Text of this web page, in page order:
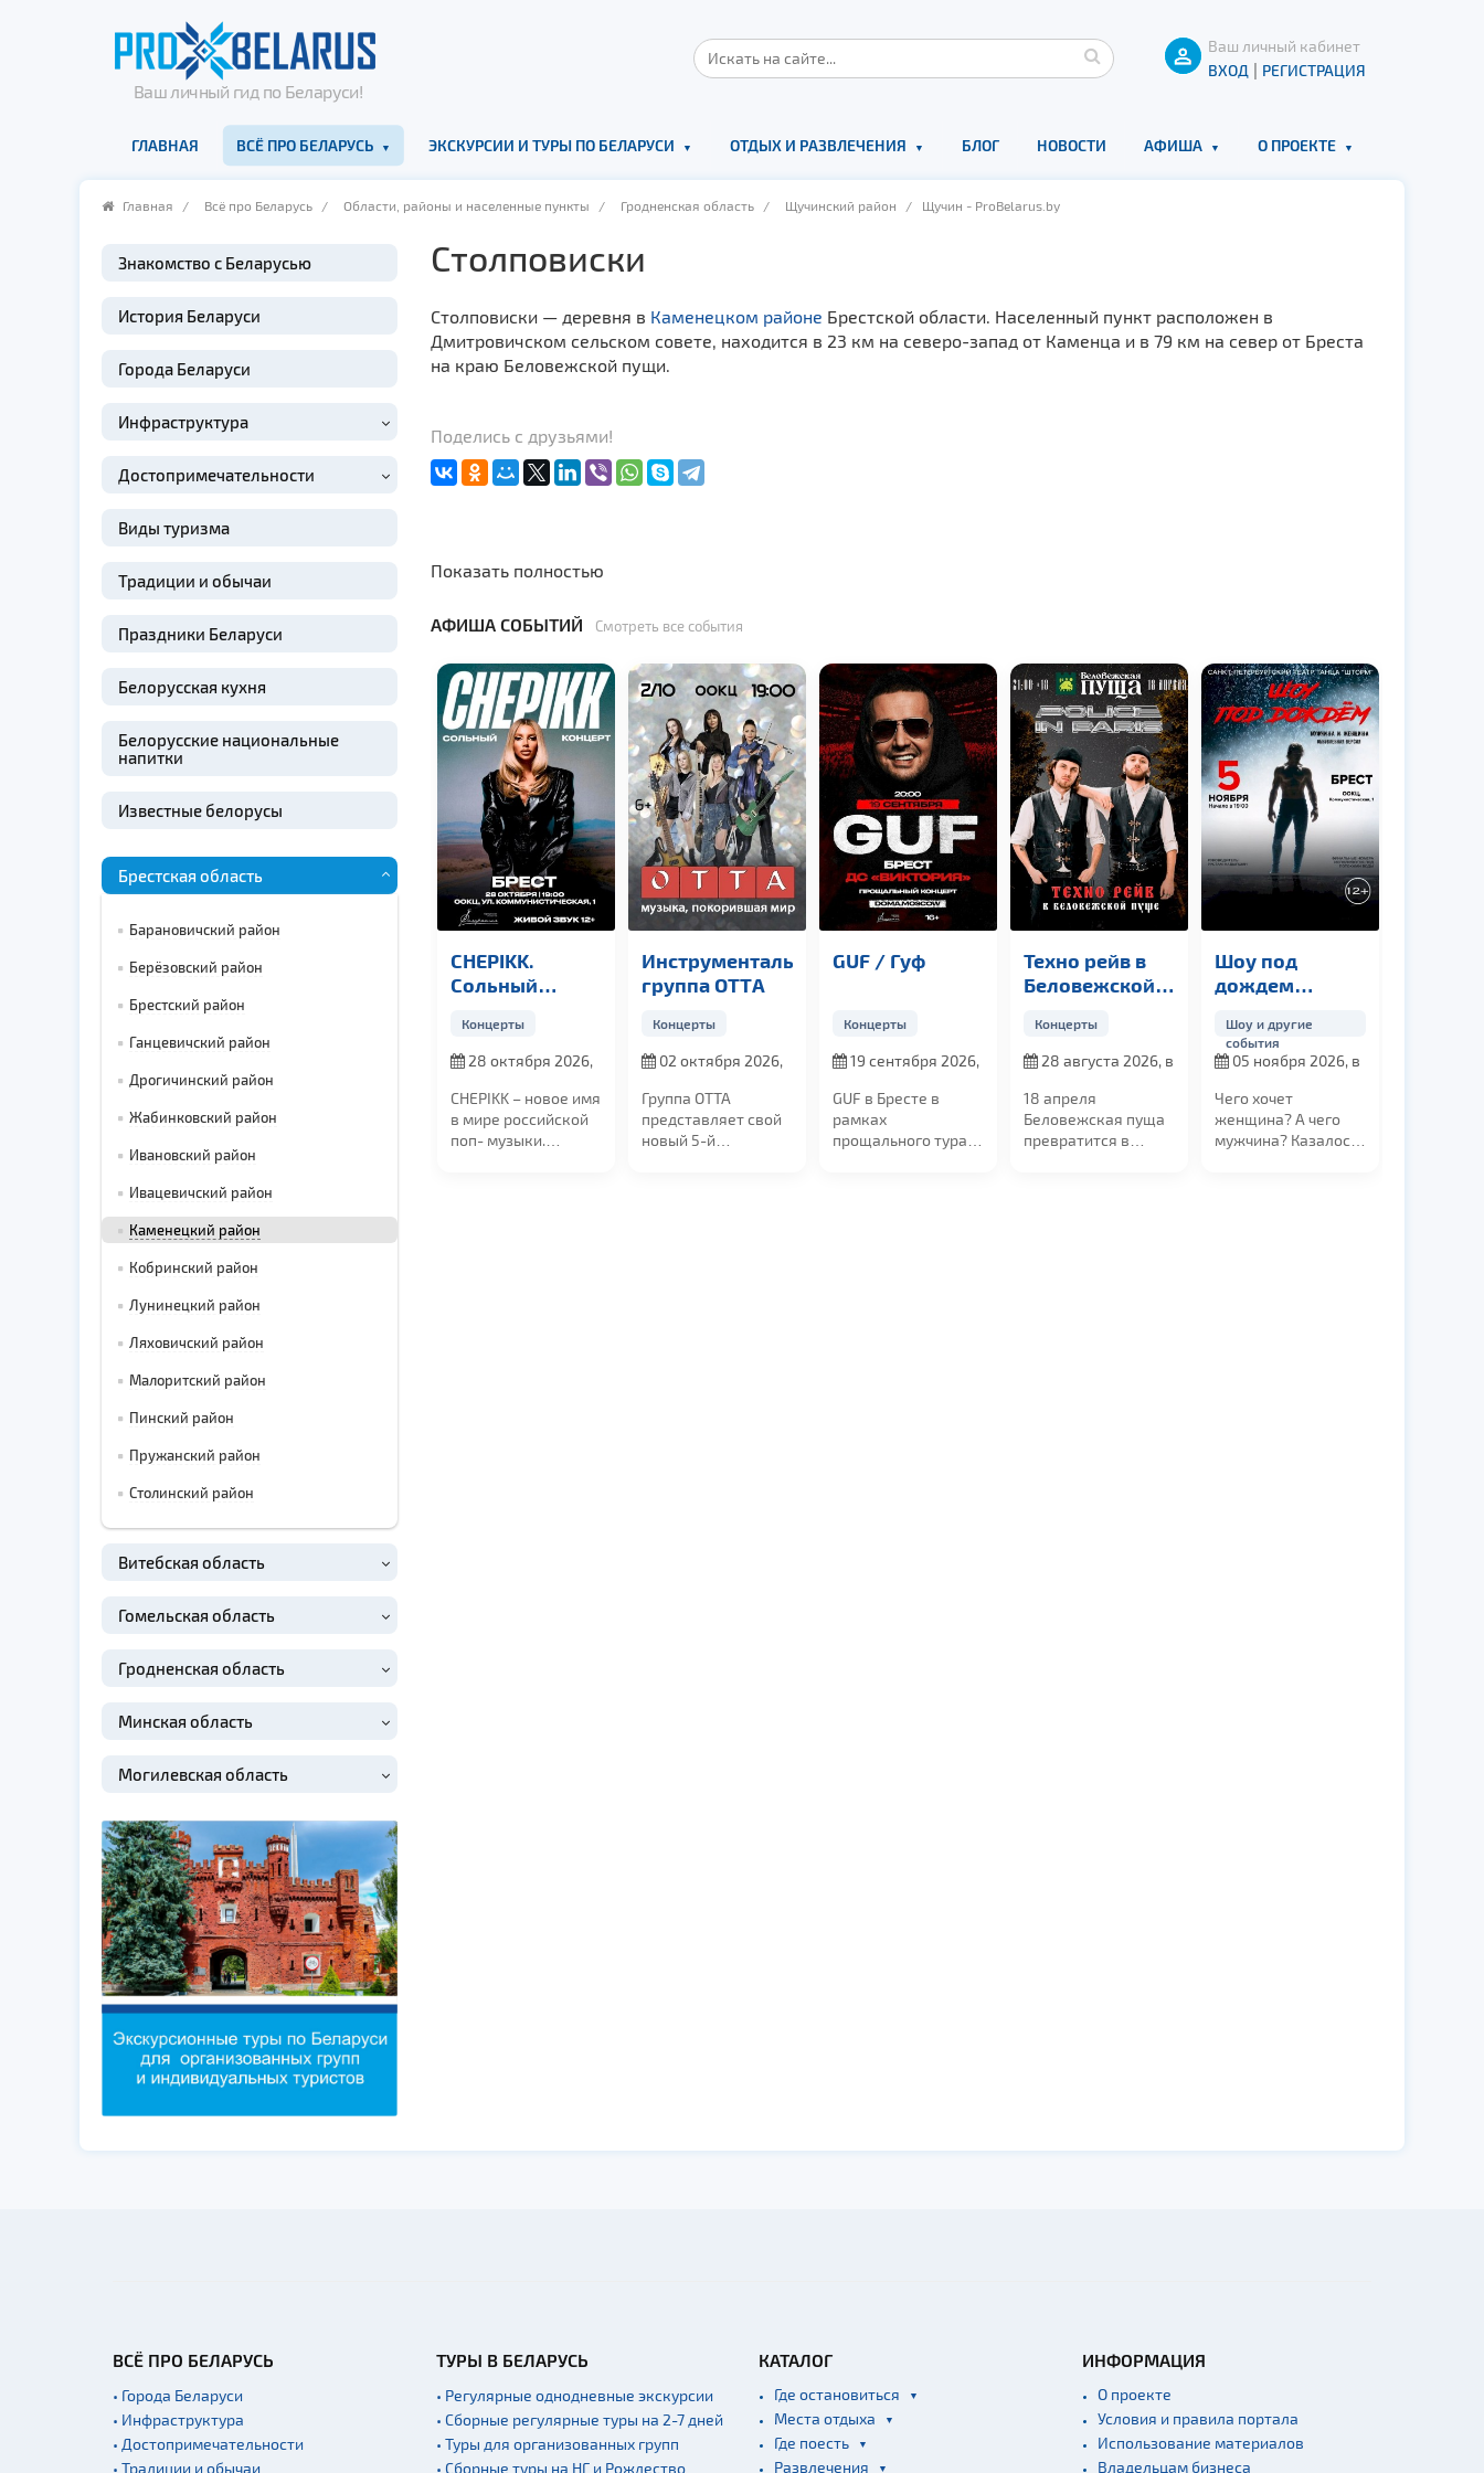
Ваш личный гид по Беларуси!
Ваш личный кабинет
ВХОД | РЕГИСТРАЦИЯ
ГЛАВНАЯ ВСЁ ПРО БЕЛАРУСЬ ЭКСКУРСИИ И ТУРЫ ПО БЕЛАРУСИ ОТДЫХ И РАЗВЛЕЧЕНИЯ БЛОГ НОВОСТИ АФИША О ПРОЕКТЕ
Главная / Всё про Беларусь / Области, районы и населенные пункты / Гродненская область / Щучинский район / Щучин - ProBelarus.by
Знакомство с Беларусью
История Беларуси
Города Беларуси
Инфраструктура
Достопримечательности
Виды туризма
Традиции и обычаи
Праздники Беларуси
Белорусская кухня
Белорусские национальные
напитки
Известные белорусы
Брестская область
Барановичский район
Берёзовский район
Брестский район
Ганцевичский район
Дрогичинский район
Жабинковский район
Ивановский район
Ивацевичский район
Каменецкий район
Кобринский район
Лунинецкий район
Ляховичский район
Малоритский район
Пинский район
Пружанский район
Столинский район
Витебская область
Гомельская область
Гродненская область
Минская область
Могилевская область
Столповиски
Столповиски — деревня в Каменецком районе Брестской области. Населенный пункт расположен в
Дмитровичском сельском совете, находится в 23 км на северо-запад от Каменца и в 79 км на север от Бреста
на краю Беловежской пущи.
Поделись с друзьями!
Показать полностью
АФИША СОБЫТИЙ Смотреть все события
CHEPIKK.
Сольный
Концерты
28 октября 2026,
CHEPIKK – новое имя
в мире российской
поп- музыки.
Инструментальная
группа OTTА
Концерты
02 октября 2026,
Группа ОТТА
представляет свой
новый 5-й
GUF / Гуф
Концерты
19 сентября 2026,
GUF в Бресте в
рамках
прощального тура!
Техно рейв в
Беловежской
Концерты
28 августа 2026, в
18 апреля
Беловежская пуща
превратится в
Шоу под
дождем
Женщина»
Шоу и другие
события
05 ноября 2026, в
Чего хочет
женщина? А чего
мужчина? Казалось
ВСЁ ПРО БЕЛАРУСЬ
• Города Беларуси
• Инфраструктура
• Достопримечательности
• Традиции и обычаи
ТУРЫ В БЕЛАРУСЬ
• Регулярные однодневные экскурсии
• Сборные регулярные туры на 2-7 дней
• Туры для организованных групп
• Сборные туры на НГ и Рождество
КАТАЛОГ
Где остановиться
Места отдыха
Где поесть
Развлечения
ИНФОРМАЦИЯ
О проекте
Условия и правила портала
Использование материалов
Владельцам бизнеса